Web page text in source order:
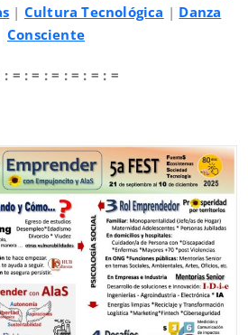
| Cultura Tecnológica | Danza
Consciente
: = : = : = : = : = : =